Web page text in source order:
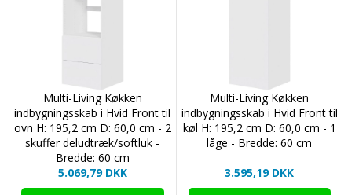
Multi-Living Køkken
indbygningsskab i Hvid Front til
ovn H: 195,2 cm D: 60,0 cm - 2
skuffer deludtræk/softluk -
Bredde: 60 cm
5.069,79 DKK
Multi-Living Køkken
indbygningsskab i Hvid Front til
køl H: 195,2 cm D: 60,0 cm - 1
låge - Bredde: 60 cm
3.595,19 DKK